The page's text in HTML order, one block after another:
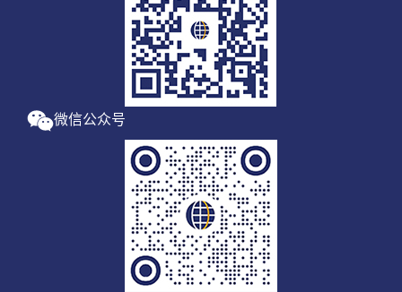
微信公众号